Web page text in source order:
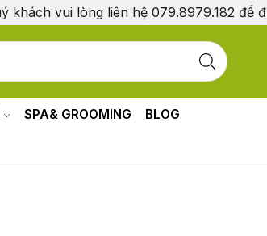
khách vui lòng liên hệ 079.8979.182 để
SPA& GROOMING BLOG